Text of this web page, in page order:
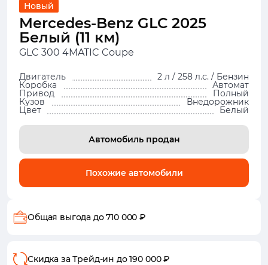
Новый
Mercedes-Benz GLC 2025
Белый (11 км)
GLC 300 4MATIC Coupe
Двигатель 2 л / 258 л.с. / Бензин
Коробка Автомат
Привод Полный
Кузов Внедорожник
Цвет Белый
Автомобиль продан
Похожие автомобили
Общая выгода до 710 000 ₽
Скидка за Трейд-ин до 190 000 ₽